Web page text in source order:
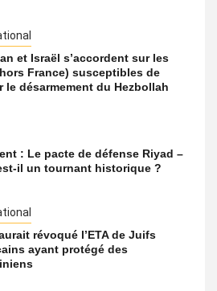
et Israël s’accordent sur les
France) susceptibles de
le désarmement du Hezbollah
: Le pacte de défense Riyad –
il un tournant historique ?
révoqué l’ETA de Juifs
ayant protégé des